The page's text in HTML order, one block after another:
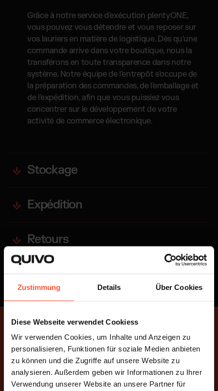
Zustimmung Details Über Cookies
Diese Webseite verwendet Cookiess
Wir verwenden Cookies, um Inhalte und Anzeigen zu
personalisieren, Funktionen für soziale Medien anbieten
zu können und die Zugriffe auf unsere Website zu
analysieren. Außerdem geben wir Informationen zu Ihrer
Verwendung unserer Website an unsere Partner für
Grâce à notre service d'exécution plentyONE,
vous pouvez vous détendre et vous reposer sur
vos lauriers en matière de logistique. Dès qu'une
commande arrive dans votre boutique, nous la
transférons en toute transparence dans notre
système. Notre équipe de l'entrepôt s'occupe de
la préparation des commandes, de l'emballage et
de l'expédition, afin que vous puissiez vous
concentrer sur le développement de votre
activité de commerce électronique.
Stockage
Expédition
Retours
BÉNÉFICIER DE NOTRE EXPÉRIENCE
plentyONE professionnels
Nous intégrons régulièrement des boutiques
plentyONE et traitons des milliers de commandes